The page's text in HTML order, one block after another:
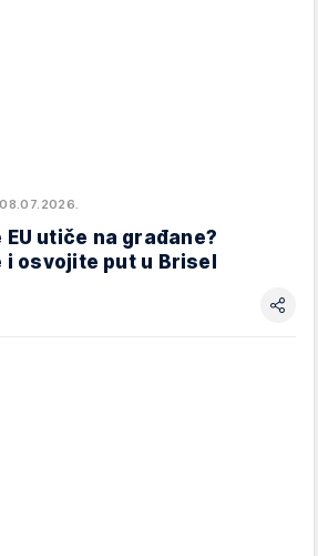
08.07.2026.
utiče na građane?
i osvojite put u Brisel